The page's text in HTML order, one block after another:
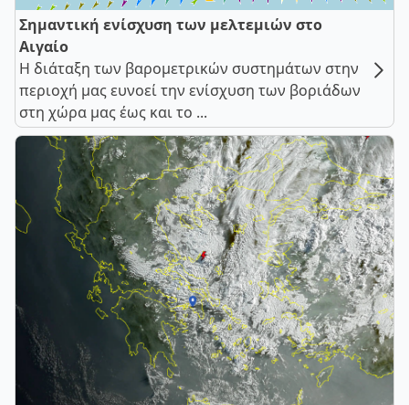
Σημαντική ενίσχυση των μελτεμιών στο
Αιγαίο
Η διάταξη των βαρομετρικών συστημάτων στην
περιοχή μας ευνοεί την ενίσχυση των βοριάδων
στη χώρα μας έως και το ...